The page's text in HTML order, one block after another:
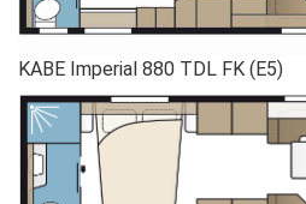
KABE Imperial 880 TDL FK (E5)